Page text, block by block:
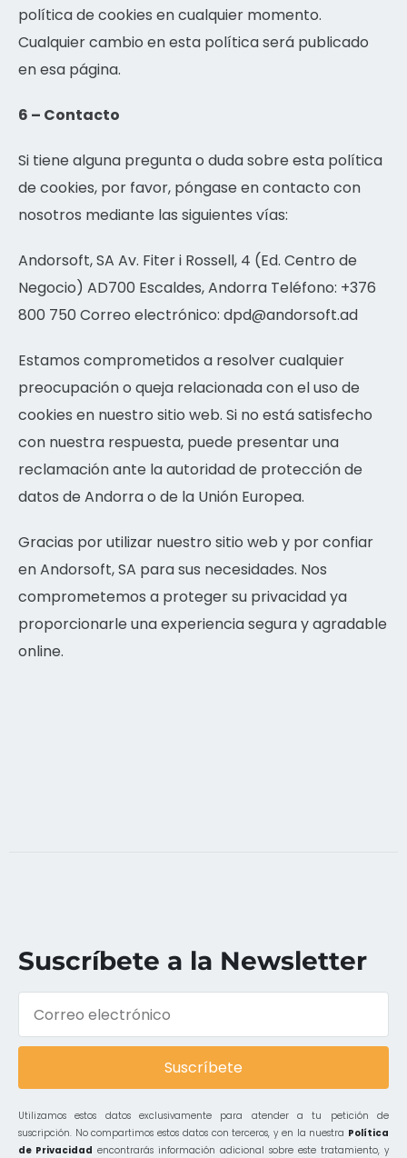
política de cookies en cualquier momento.
Cualquier cambio en esta política será publicado
en esa página.
6 – Contacto
Si tiene alguna pregunta o duda sobre esta política
de cookies, por favor, póngase en contacto con
nosotros mediante las siguientes vías:
Andorsoft, SA Av. Fiter i Rossell, 4 (Ed. Centro de
Negocio) AD700 Escaldes, Andorra Teléfono: +376
800 750 Correo electrónico: dpd@andorsoft.ad
Estamos comprometidos a resolver cualquier
preocupación o queja relacionada con el uso de
cookies en nuestro sitio web. Si no está satisfecho
con nuestra respuesta, puede presentar una
reclamación ante la autoridad de protección de
datos de Andorra o de la Unión Europea.
Gracias por utilizar nuestro sitio web y por confiar
en Andorsoft, SA para sus necesidades. Nos
comprometemos a proteger su privacidad ya
proporcionarle una experiencia segura y agradable
online.
Suscríbete a la Newsletter
Suscríbete
Utilizamos estos datos exclusivamente para atender a tu petición de
suscripción. No compartimos estos datos con terceros, y en la nuestra Política
de Privacidad encontrarás información adicional sobre este tratamiento, y